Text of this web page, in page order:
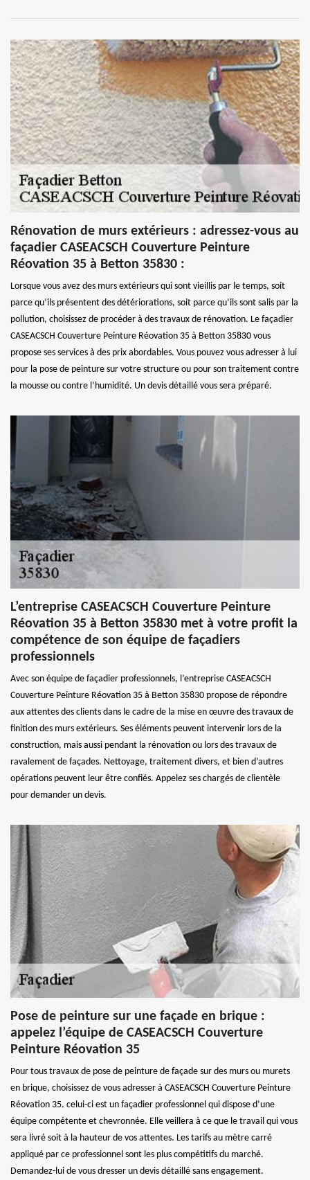
Rénovation de murs extérieurs : adressez-vous au
façadier CASEACSCH Couverture Peinture
Réovation 35 à Betton 35830 :
Lorsque vous avez des murs extérieurs qui sont vieillis par le temps, soit
parce qu’ils présentent des détériorations, soit parce qu’ils sont salis par la
pollution, choisissez de procéder à des travaux de rénovation. Le façadier
CASEACSCH Couverture Peinture Réovation 35 à Betton 35830 vous
propose ses services à des prix abordables. Vous pouvez vous adresser à lui
pour la pose de peinture sur votre structure ou pour son traitement contre
la mousse ou contre l’humidité. Un devis détaillé vous sera préparé.
L’entreprise CASEACSCH Couverture Peinture
Réovation 35 à Betton 35830 met à votre profit la
compétence de son équipe de façadiers
professionnels
Avec son équipe de façadier professionnels, l’entreprise CASEACSCH
Couverture Peinture Réovation 35 à Betton 35830 propose de répondre
aux attentes des clients dans le cadre de la mise en œuvre des travaux de
finition des murs extérieurs. Ses éléments peuvent intervenir lors de la
construction, mais aussi pendant la rénovation ou lors des travaux de
ravalement de façades. Nettoyage, traitement divers, et bien d’autres
opérations peuvent leur être confiés. Appelez ses chargés de clientèle
pour demander un devis.
Pose de peinture sur une façade en brique :
appelez l’équipe de CASEACSCH Couverture
Peinture Réovation 35
Pour tous travaux de pose de peinture de façade sur des murs ou murets
en brique, choisissez de vous adresser à CASEACSCH Couverture Peinture
Réovation 35. celui-ci est un façadier professionnel qui dispose d’une
équipe compétente et chevronnée. Elle veillera à ce que le travail qui vous
sera livré soit à la hauteur de vos attentes. Les tarifs au mètre carré
appliqué par ce professionnel sont les plus compétitifs du marché.
Demandez-lui de vous dresser un devis détaillé sans engagement.